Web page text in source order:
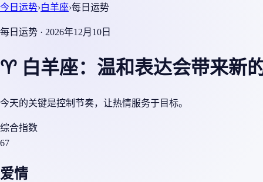
今日运势›白羊座›每日运势
每日运势 · 2026年12月10日
♈ 白羊座：温和表达会带来新
今天的关键是控制节奏，让热情服务于目标。
综合指数
67
爱情